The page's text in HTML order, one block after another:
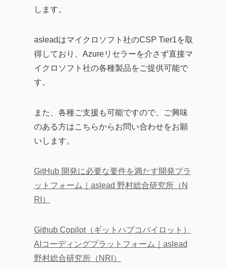
します。
asleadはマイクロソフト社のCSP Tier1を取
得しており、Azureリセラーを介さず直接マ
イクロソフト社の各種製品をご提供可能で
す。
また、各種ご支援も可能ですので、ご興味
のある方はこちらからお問い合わせをお願
いします。
GitHub 開発に必要な要件を満たす開発プラ
ットフォーム｜aslead 野村総合研究所（N
RI）
Github Copilot（ギットハブコパイロット）
AIコーディングプラットフォーム｜aslead
野村総合研究所（NRI）